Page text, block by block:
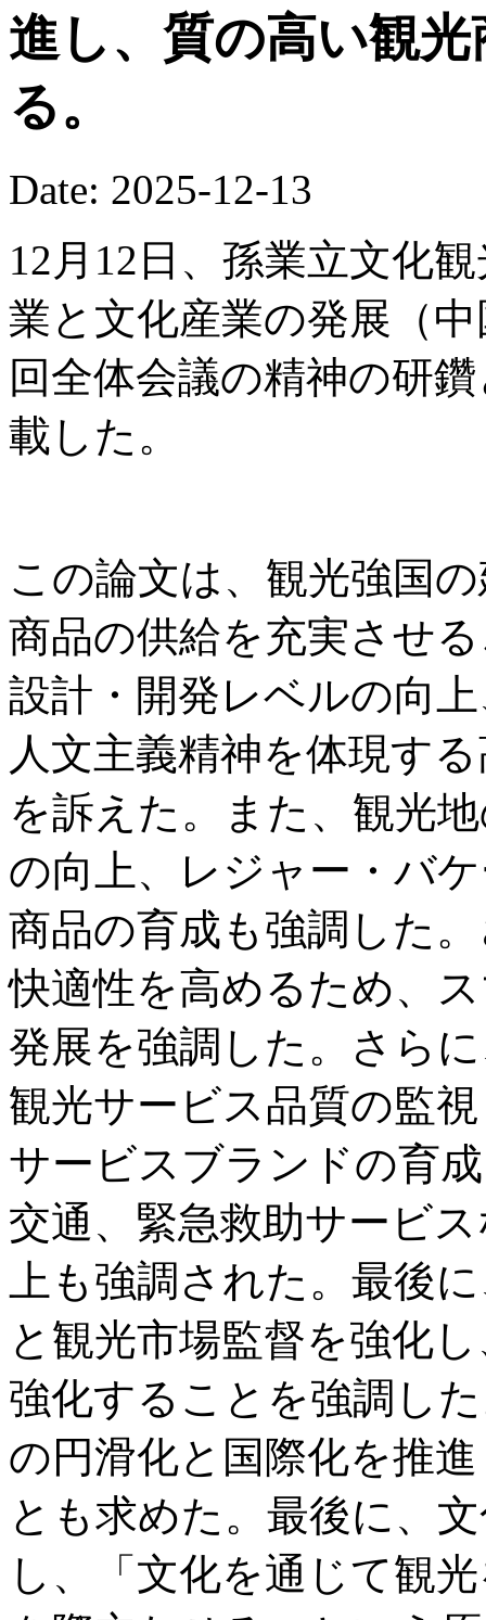
進し、質の高い観
る。
Date: 2025-12-13
12月12日、孫業立文化
業と文化産業の発展（
回全体会議の精神の研
載した。
この論文は、観光強国
商品の供給を充実させ
設計・開発レベルの向
人文主義精神を体現す
を訴えた。また、観光
の向上、レジャー・バ
商品の育成も強調した
快適性を高めるため、
発展を強調した。さら
観光サービス品質の監
サービスブランドの育
交通、緊急救助サービ
上も強調された。最後
と観光市場監督を強化
強化することを強調し
の円滑化と国際化を推
とも求めた。最後に、
し、「文化を通じて観